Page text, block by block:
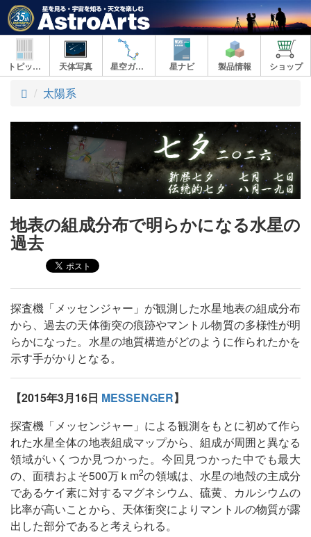
トピックス 天体写真 星空ガイド 星ナビ 製品情報 ショップ
ト
プ
太陽系
地表の組成分布で明らかになる水星の
過去
探査機「メッセンジャー」が観測した水星地表の組成分布
から、過去の天体衝突の痕跡やマントル物質の多様性が明
らかになった。水星の地質構造がどのように作られたかを
示す手がかりとなる。
【2015年3月16日 MESSENGER】
探査機「メッセンジャー」による観測をもとに初めて作ら
れた水星全体の地表組成マップから、組成が周囲と異なる
領域がいくつか見つかった。今回見つかった中でも最大
の、面積およそ500万ｋm2の領域は、水星の地殻の主成分
であるケイ素に対するマグネシウム、硫黄、カルシウムの
比率が高いことから、天体衝突によりマントルの物質が露
出した部分であると考えられる。